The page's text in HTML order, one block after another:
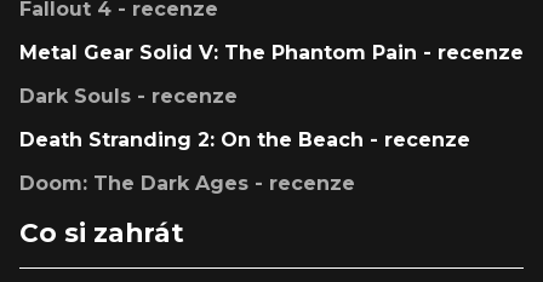
Fallout 4 - recenze
Metal Gear Solid V: The Phantom Pain - recenze
Dark Souls - recenze
Death Stranding 2: On the Beach - recenze
Doom: The Dark Ages - recenze
Co si zahrát